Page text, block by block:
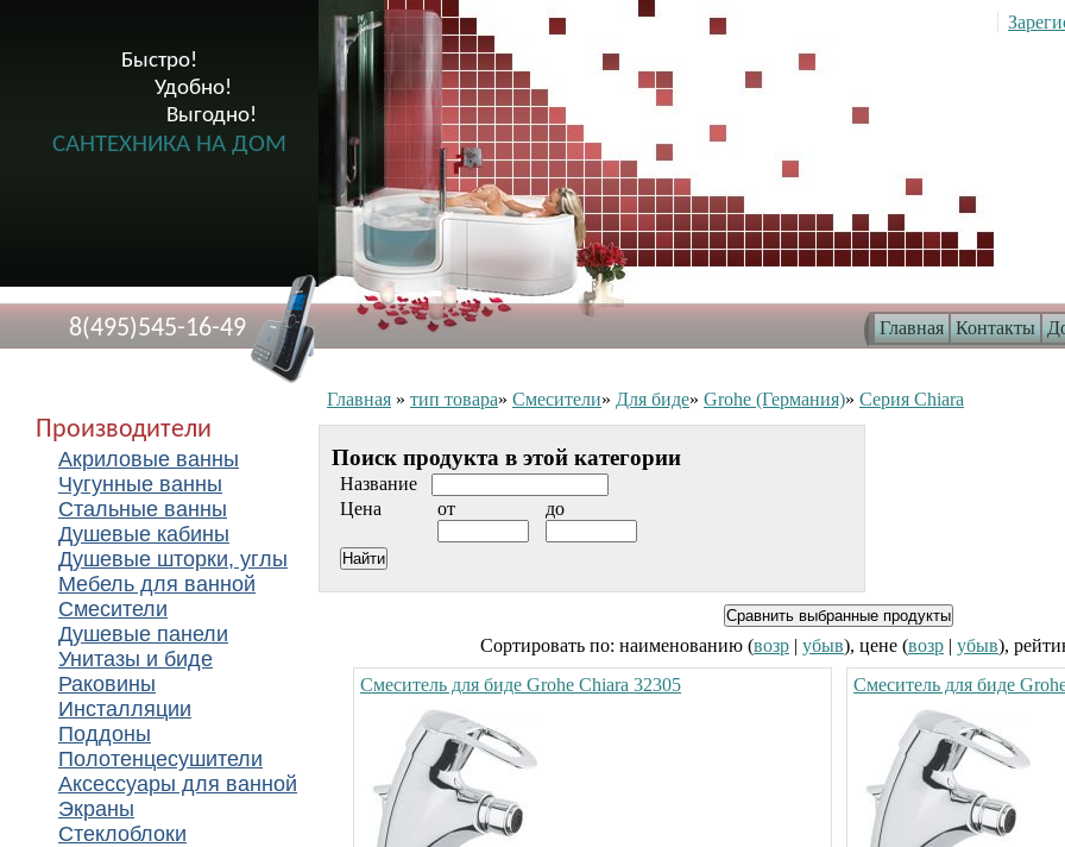
Главная Контакты
Быстро!
              Удобно!
                      Выгодно!
САНТЕХНИКА НА ДОМ
8(495)545-16-49
Производители
Акриловые ванны
Чугунные ванны
Стальные ванны
Душевые кабины
Душевые шторки, углы
Мебель для ванной
Смесители
Душевые панели
Унитазы и биде
Раковины
Инсталляции
Поддоны
Полотенцесушители
Аксессуары для ванной
Экраны
Стеклоблоки
Главная » тип товара» Смесители» Для биде» Grohe (Германия)» Серия Chiara
Поиск продукта в этой категории
Название
Цена
от до
Сортировать по: наименованию (возр | убыв), цене (возр | убыв),
Смеситель для биде Grohe Chiara 32305
Смеситель для биде